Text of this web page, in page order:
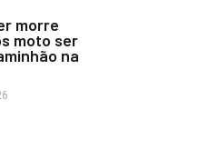
morre
moto ser
na